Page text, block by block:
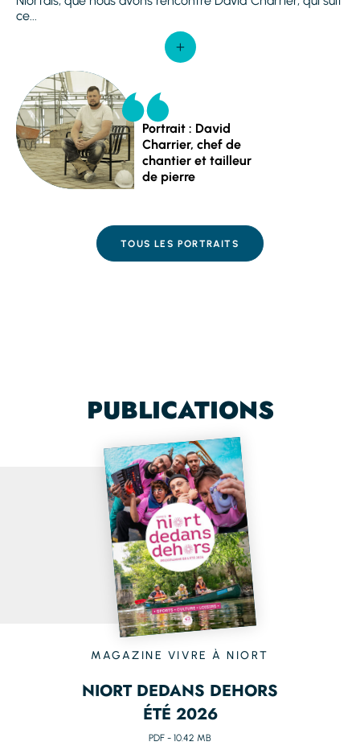
Portrait : David
Charrier, chef de
chantier et tailleur
de pierre
ce...
TOUS LES PORTRAITS
PUBLICATIONS
MAGAZINE VIVRE À NIORT
NIORT DEDANS DEHORS
ÉTÉ 2026
PDF - 10.42 MB